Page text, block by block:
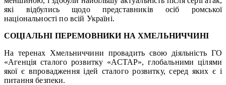
які відбулись щодо представників осіб ромської
національності по всій Україні.
СОЦІАЛЬНІ ПЕРЕМОВНИКИ НА ХМЕЛЬНИЧЧИНІ
На теренах Хмельниччини провадить свою діяльність ГО
«Агенція сталого розвитку «АСТАР», глобальними цілями
якої є впровадження ідей сталого розвитку, серед яких є і
питання безпеки.